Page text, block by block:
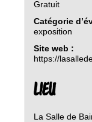
Gratuit
Catégorie
exposition
Site web :
https://
LIEU
La Salle de